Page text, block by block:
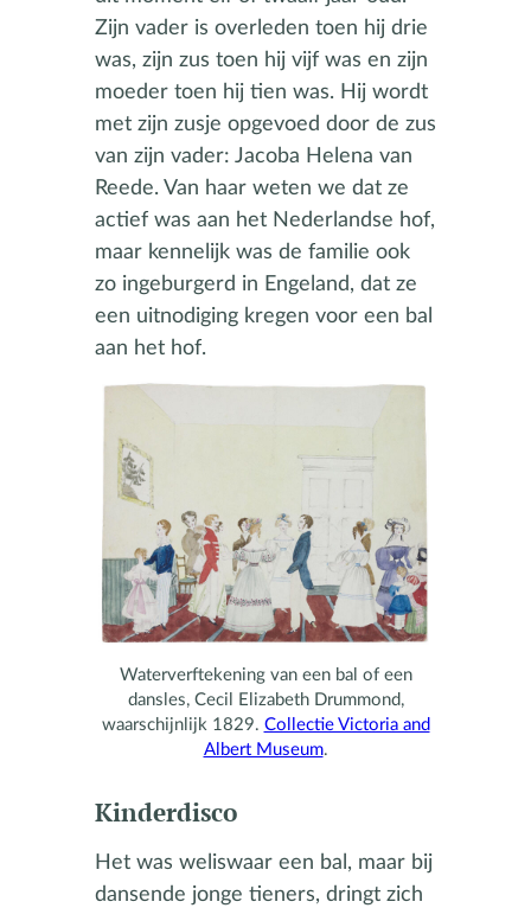
Zijn vader is overleden toen hij drie
was, zijn zus toen hij vijf was en zijn
moeder toen hij tien was. Hij wordt
met zijn zusje opgevoed door de zus
van zijn vader: Jacoba Helena van
Reede. Van haar weten we dat ze
actief was aan het Nederlandse hof,
maar kennelijk was de familie ook
zo ingeburgerd in Engeland, dat ze
een uitnodiging kregen voor een bal
aan het hof.
Waterverftekening van een bal of een
dansles, Cecil Elizabeth Drummond,
waarschijnlijk 1829. Collectie Victoria and
Albert Museum.
Kinderdisco
Het was weliswaar een bal, maar bij
dansende jonge tieners, dringt zich